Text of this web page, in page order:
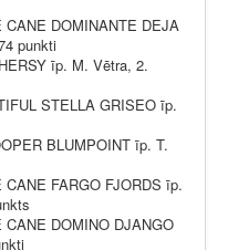
DOMINANTE DEJA
punkti
īp. M. Vētra, 2.
STELLA GRISEO īp.
BLUMPOINT īp. T.
FARGO FJORDS īp.
DOMINO DJANGO